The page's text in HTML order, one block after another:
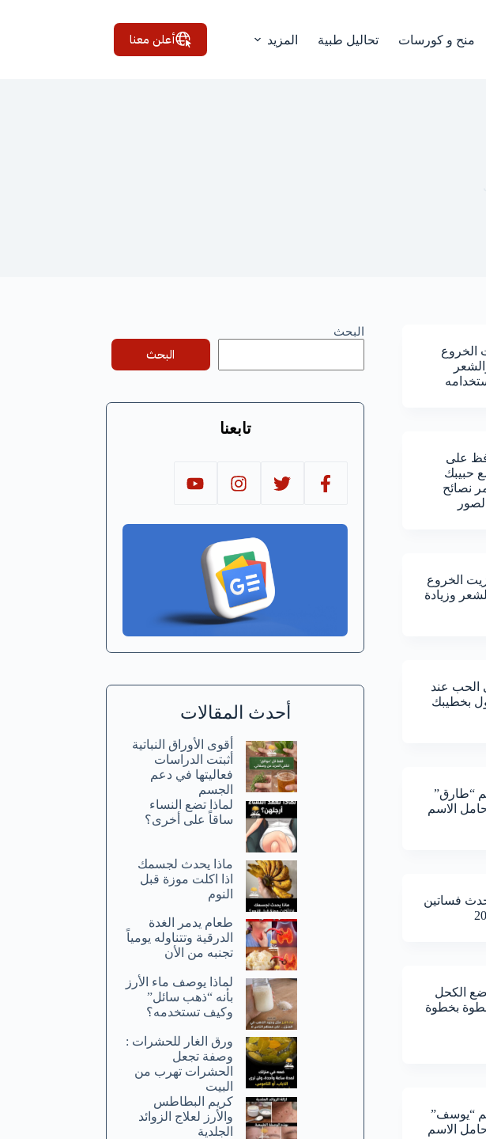
منح و كورسات تحاليل طبية المزيد أعلن معنا
الخروع
على
حبيبك
نصائح
الخروع
وزيادة
الحب عند
بخطيبك
“طارق”
الاسم
فساتين
الكحل
بخطوة
“يوسف”
الاسم
البحث
البحث
تابعنا
أحدث المقالات
أقوى الأوراق النباتية
أثبتت الدراسات
فعاليتها في دعم
الجسم
لماذا تضع النساء
ساقاً على أخرى؟
ماذا يحدث لجسمك
اذا اكلت موزة قبل
النوم
طعام يدمر الغدة
الدرقية وتتناوله يومياً
تجنبه من الأن
لماذا يوصف ماء الأرز
بأنه “ذهب سائل”
وكيف تستخدمه؟
ورق الغار للحشرات :
وصفة تجعل
الحشرات تهرب من
البيت
كريم البطاطس
والأرز لعلاج الزوائد
الجلدية